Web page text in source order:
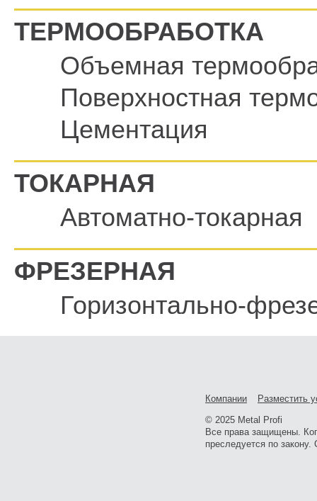
ТЕРМООБРАБОТКА
Объемная
Поверхностная
Цементация
ТОКАРНАЯ
Автоматно-токарная
ФРЕЗЕРНАЯ
Горизонтально-
Компании
Разместить
© 2025 Metal Profi
Все права защищены.
преследуется по